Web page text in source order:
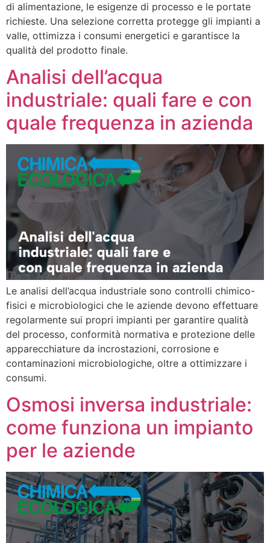
di alimentazione, le esigenze di processo e le portate
richieste. Una selezione corretta protegge gli impianti a
valle, ottimizza i consumi energetici e garantisce la
qualità del prodotto finale.
Analisi dell’acqua
industriale: quali fare e con
quale frequenza in azienda
Le analisi dell’acqua industriale sono controlli chimico-
fisici e microbiologici che le aziende devono effettuare
regolarmente sui propri impianti per garantire qualità
del processo, conformità normativa e protezione delle
apparecchiature da incrostazioni, corrosione e
contaminazioni microbiologiche, oltre a ottimizzare i
consumi.
Osmosi inversa industriale:
come funziona un impianto
per le aziende